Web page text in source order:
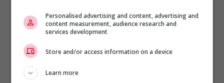
RESSOURCES HUMAINES ET RELATIONS INDUSTRIELLES
EST PRÉSENTÉ PAR
Services de Gestion Quantum Ltée
Québec
Personalised advertising and content, advertising and
content measurement, audience research and
services development
Store and/or access information on a device
Learn more